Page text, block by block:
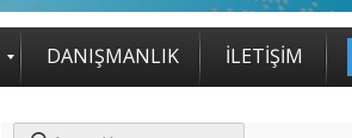
DANIŞMANLIK İLETİŞİM